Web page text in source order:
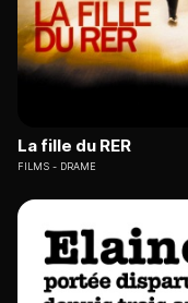
La fille du RER
FILMS DRAME